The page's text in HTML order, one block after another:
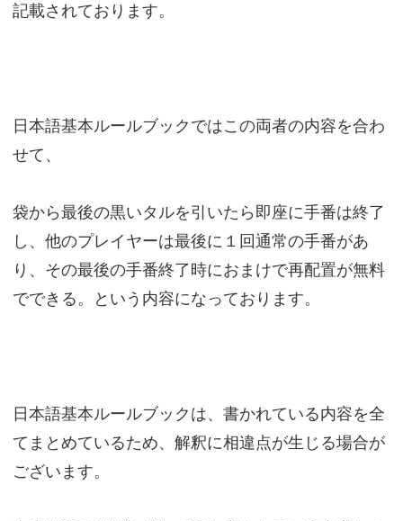
記載されております。
日本語基本ルールブックではこの両者の内容を合わ
せて、
袋から最後の黒いタルを引いたら即座に手番は終了
し、他のプレイヤーは最後に１回通常の手番があ
り、その最後の手番終了時におまけで再配置が無料
でできる。という内容になっております。
日本語基本ルールブックは、書かれている内容を全
てまとめているため、解釈に相違点が生じる場合が
ございます。